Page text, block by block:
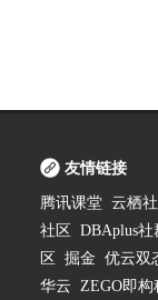
友情链接
腾讯课堂 云栖
社区
DBAplus社
区
掘金 优云双
华云 ZEGO即构